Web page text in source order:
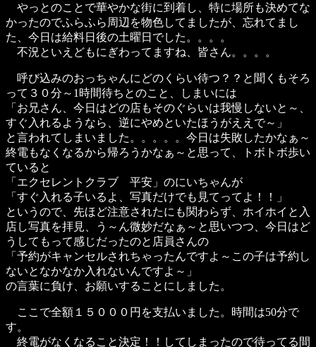
やっとのことで華やかな街に到着し、特に場所も決めてな
かったのでふらふら周辺を物色してましたが、忘れてまし
た、今日は給料日後の土曜日でした。。。。
不況といえどもにぎわってますね、皆さん。。。。
呼び込みのおっちゃんにどのくらい待つ？？と聞くもそろ
って３０分～1時間待ちとのこと、しまいには
「お兄さん、今日はどの店もそのぐらいは我慢しないと～、
すぐ入れるようなら、逆にやめといたほうがええで～」
と言われてしまいました。。。。。今日は失敗したかなぁ～
終電もなくなるから帰ろうかなぁ～と思って、トボトボ歩い
ていると
「エクセレントクラブ 平安」のにいちゃんが
「すぐ入れる子いるよ、写真だけでも見てってよ！！」
というので、先ほど注意されたにも関わらず、ホイホイと入
店し写真を拝見、う～ん微妙だなぁ～と思いつつ、今日はど
うしてもって感じだったのと店員さんの
「予約がキャンセルされちゃったんですよ～この子は予約し
ないとなかなか入れないんですよ～」
の言葉に負け、お願いすることにしました。
ここで全額１５０００円を支払いました。時間は50分で
す。
終電がなくなること決定！！してしまったので待ってる間